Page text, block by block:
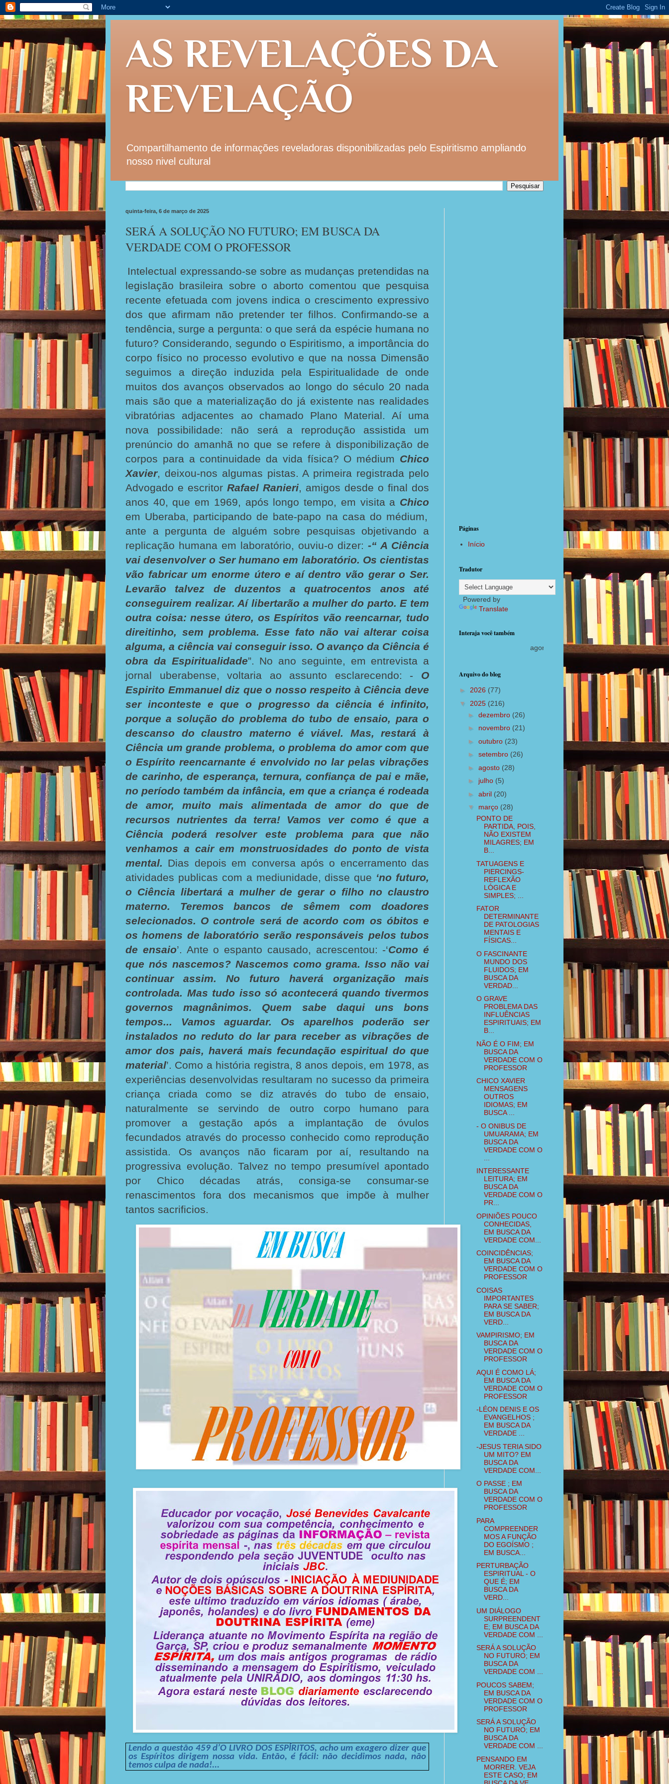
AS REVELAÇÕES DA
REVELAÇÃO
Compartilhamento de informações reveladoras disponibilizadas pelo Espiritismo ampliando
nosso nivel cultural
quinta-feira, 6 de março de 2025
SERÁ A SOLUÇÃO NO FUTURO; EM BUSCA DA
VERDADE COM O PROFESSOR
Intelectual expressando-se sobre as mudanças pretendidas na
legislação brasileira sobre o aborto comentou que pesquisa
recente efetuada com jovens indica o crescimento expressivo
dos que afirmam não pretender ter filhos. Confirmando-se a
tendência, surge a pergunta: o que será da espécie humana no
futuro? Considerando, segundo o Espiritismo, a importância do
corpo físico no processo evolutivo e que na nossa Dimensão
seguimos a direção induzida pela Espiritualidade de onde
muitos dos avanços observados ao longo do século 20 nada
mais são que a materialização do já existente nas realidades
vibratórias adjacentes ao chamado Plano Material. Aí uma
nova possibilidade: não será a reprodução assistida um
prenúncio do amanhã no que se refere à disponibilização de
corpos para a continuidade da vida física? O médium Chico
Xavier, deixou-nos algumas pistas. A primeira registrada pelo
Advogado e escritor Rafael Ranieri, amigos desde o final dos
anos 40, que em 1969, após longo tempo, em visita a Chico
em Uberaba, participando de bate-papo na casa do médium,
ante a pergunta de alguém sobre pesquisas objetivando a
replicação humana em laboratório, ouviu-o dizer: -“ A Ciência
vai desenvolver o Ser humano em laboratório. Os cientistas
vão fabricar um enorme útero e aí dentro vão gerar o Ser.
Levarão talvez de duzentos a quatrocentos anos até
conseguirem realizar. Aí libertarão a mulher do parto. E tem
outra coisa: nesse útero, os Espíritos vão reencarnar, tudo
direitinho, sem problema. Esse fato não vai alterar coisa
alguma, a ciência vai conseguir isso. O avanço da Ciência é
obra da Espiritualidade”. No ano seguinte, em entrevista a
jornal uberabense, voltaria ao assunto esclarecendo: - O
Espirito Emmanuel diz que o nosso respeito à Ciência deve
ser inconteste e que o progresso da ciência é infinito,
porque a solução do problema do tubo de ensaio, para o
descanso do claustro materno é viável. Mas, restará à
Ciência um grande problema, o problema do amor com que
o Espírito reencarnante é envolvido no lar pelas vibrações
de carinho, de esperança, ternura, confiança de pai e mãe,
no período também da infância, em que a criança é rodeada
de amor, muito mais alimentada de amor do que de
recursos nutrientes da terra! Vamos ver como é que a
Ciência poderá resolver este problema para que não
venhamos a cair em monstruosidades do ponto de vista
mental. Dias depois em conversa após o encerramento das
atividades publicas com a mediunidade, disse que ‘no futuro,
o Ciência libertará a mulher de gerar o filho no claustro
materno. Teremos bancos de sêmem com doadores
selecionados. O controle será de acordo com os óbitos e
os homens de laboratório serão responsáveis pelos tubos
de ensaio’. Ante o espanto causado, acrescentou: -‘Como é
que nós nascemos? Nascemos como grama. Isso não vai
continuar assim. No futuro haverá organização mais
controlada. Mas tudo isso só acontecerá quando tivermos
governos magnânimos. Quem sabe daqui uns bons
tempos... Vamos aguardar. Os aparelhos poderão ser
instalados no reduto do lar para receber as vibrações de
amor dos pais, haverá mais fecundação espiritual do que
material’. Como a história registra, 8 anos depois, em 1978, as
experiências desenvolvidas resultaram no sucesso da primeira
criança criada como se diz através do tubo de ensaio,
naturalmente se servindo de outro corpo humano para
promover a gestação após a implantação de óvulos
fecundados através do processo conhecido como reprodução
assistida. Os avanços não ficaram por aí, resultando na
progressiva evolução. Talvez no tempo presumível apontado
por Chico décadas atrás, consiga-se consumar-se
renascimentos fora dos mecanismos que impõe à mulher
tantos sacrificios.
Lendo a questão 459 d’O LIVRO DOS ESPÍRITOS, acho um exagero dizer que
os Espíritos dirigem nossa vida. Então, é fácil: não decidimos nada, não
temos culpa de nada!...
Páginas
Início
Tradutor
Powered by
Translate
Interaja você também
agora com postagens diárias
Arquivo do blog
► 2026 (77)
▼ 2025 (216)
► dezembro (26)
► novembro (21)
► outubro (23)
► setembro (26)
► agosto (28)
► julho (5)
► abril (20)
▼ março (28)
PONTO DE
PARTIDA, POIS,
NÃO EXISTEM
MILAGRES; EM
B...
TATUAGENS E
PIERCINGS-
REFLEXÃO
LÓGICA E
SIMPLES; ...
FATOR
DETERMINANTE
DE PATOLOGIAS
MENTAIS E
FÍSICAS...
O FASCINANTE
MUNDO DOS
FLUIDOS; EM
BUSCA DA
VERDAD...
O GRAVE
PROBLEMA DAS
INFLUÊNCIAS
ESPIRITUAIS; EM
B...
NÃO É O FIM; EM
BUSCA DA
VERDADE COM O
PROFESSOR
CHICO XAVIER
MENSAGENS
OUTROS
IDIOMAS; EM
BUSCA ...
- O ONIBUS DE
UMUARAMA; EM
BUSCA DA
VERDADE COM O
INTERESSANTE
LEITURA; EM
BUSCA DA
VERDADE COM O
PR...
OPINIÕES POUCO
CONHECIDAS,
EM BUSCA DA
VERDADE COM...
COINCIDÊNCIAS;
EM BUSCA DA
VERDADE COM O
PROFESSOR
COISAS
IMPORTANTES
PARA SE SABER;
EM BUSCA DA
VERD...
VAMPIRISMO; EM
BUSCA DA
VERDADE COM O
PROFESSOR
AQUI É COMO LÁ;
EM BUSCA DA
VERDADE COM O
PROFESSOR
-LÉON DENIS E OS
EVANGELHOS ;
EM BUSCA DA
VERDADE ...
-JESUS TERIA SIDO
UM MITO? EM
BUSCA DA
VERDADE COM...
O PASSE ; EM
BUSCA DA
VERDADE COM O
PROFESSOR
PARA
COMPREENDER
MOS A FUNÇÃO
DO EGOÍSMO ;
EM BUSCA...
PERTURBAÇÃO
ESPIRITUAL - O
QUE É; EM
BUSCA DA
VERD...
UM DIÁLOGO
SURPREENDENT
E; EM BUSCA DA
VERDADE COM ...
SERÁ A SOLUÇÃO
NO FUTURO; EM
BUSCA DA
VERDADE COM ...
POUCOS SABEM;
EM BUSCA DA
VERDADE COM O
PROFESSOR
SERÁ A SOLUÇÃO
NO FUTURO; EM
BUSCA DA
VERDADE COM ...
PENSANDO EM
MORRER. VEJA
ESTE CASO; EM